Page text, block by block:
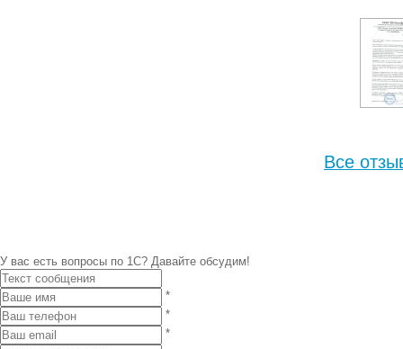
Все
У вас есть вопросы по 1С? Давайте обсудим!
*
*
*